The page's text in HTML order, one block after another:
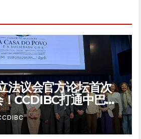
法议会官方论坛首次
CCDIBC打通中巴政
道」